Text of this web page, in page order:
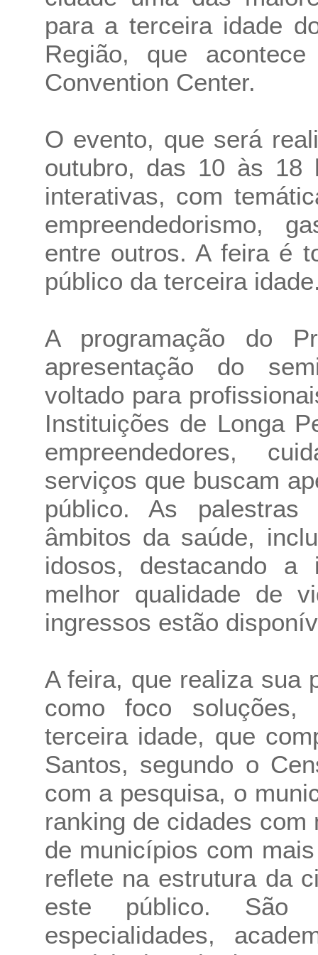
para a terceira idade
Região, que
Convention Center.
O evento, que será
outubro, das 10 às 18
interativas, com
empreendedorismo,
entre outros. A feira é
público da terceira
A programação do
apresentação do
voltado para
Instituições de Longa
empreendedores,
serviços que buscam
público. As
âmbitos da saúde,
idosos, destacando a
melhor qualidade de
ingressos estão
A feira, que realiza sua
como foco soluções,
terceira idade, que
Santos, segundo o
com a pesquisa, o
ranking de cidades
de municípios com
reflete na estrutura da
este público. São
especialidades,